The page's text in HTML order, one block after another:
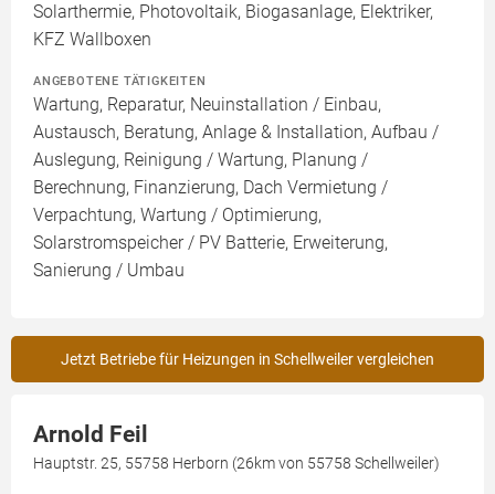
Solarthermie, Photovoltaik, Biogasanlage, Elektriker,
KFZ Wallboxen
ANGEBOTENE TÄTIGKEITEN
Wartung, Reparatur, Neuinstallation / Einbau,
Austausch, Beratung, Anlage & Installation, Aufbau /
Auslegung, Reinigung / Wartung, Planung /
Berechnung, Finanzierung, Dach Vermietung /
Verpachtung, Wartung / Optimierung,
Solarstromspeicher / PV Batterie, Erweiterung,
Sanierung / Umbau
Jetzt Betriebe für Heizungen in Schellweiler vergleichen
Arnold Feil
Hauptstr. 25, 55758 Herborn (26km von 55758 Schellweiler)